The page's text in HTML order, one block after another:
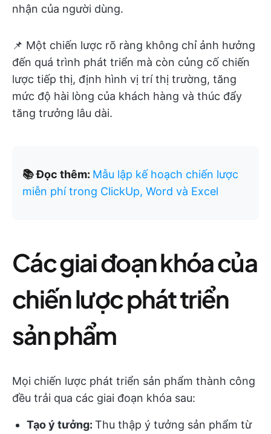
nhận của người dùng.
📌 Một chiến lược rõ ràng không chỉ ảnh hưởng
đến quá trình phát triển mà còn củng cố chiến
lược tiếp thị, định hình vị trí thị trường, tăng
mức độ hài lòng của khách hàng và thúc đẩy
tăng trưởng lâu dài.
📚 Đọc thêm: Mẫu lập kế hoạch chiến lược
miễn phí trong ClickUp, Word và Excel
Các giai đoạn khóa của
chiến lược phát triển
sản phẩm
Mọi chiến lược phát triển sản phẩm thành công
đều trải qua các giai đoạn khóa sau:
Tạo ý tưởng: Thu thập ý tưởng sản phẩm từ